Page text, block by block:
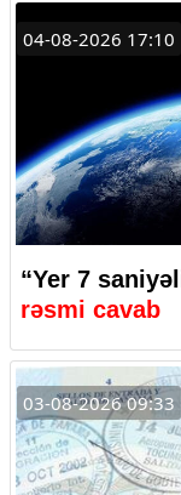
04-08-2026 17:10
“Yer 7
rəsmi cavab
03-08-2026 09:33